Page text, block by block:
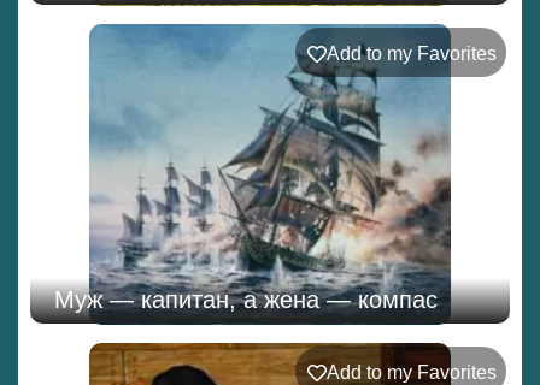
Add to my Favorites
Муж — капитан, а жена — компас
Add to my Favorites